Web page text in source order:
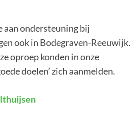
aan ondersteuning bij
ook in Bodegraven-Reeuwijk.
oproep konden in onze
doelen’ zich aanmelden.